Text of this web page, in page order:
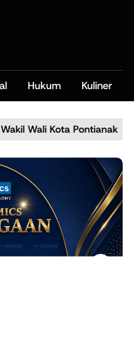
Hukum Kuliner
Wakil Wali Kota Pontianak